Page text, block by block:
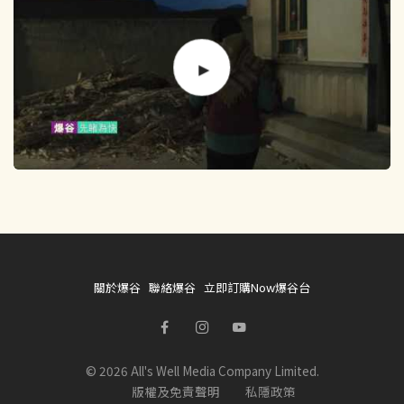
關於爆谷 聯絡爆谷 立即訂購Now爆谷台
© 2026 All's Well Media Company Limited.
版權及免責聲明
私隱政策